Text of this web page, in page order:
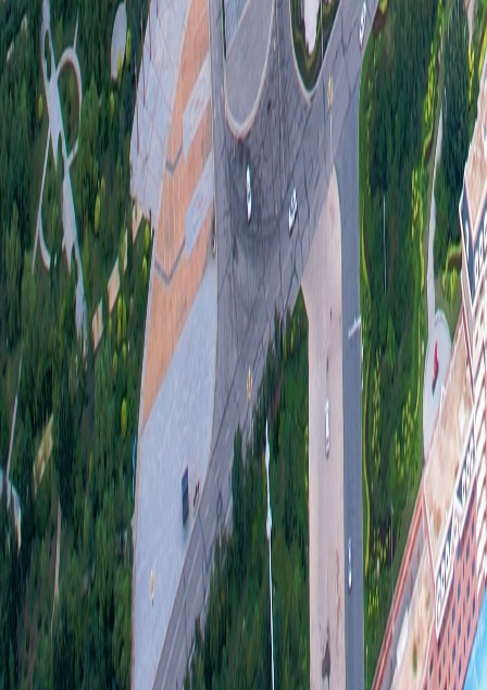
三
本
度
理
果